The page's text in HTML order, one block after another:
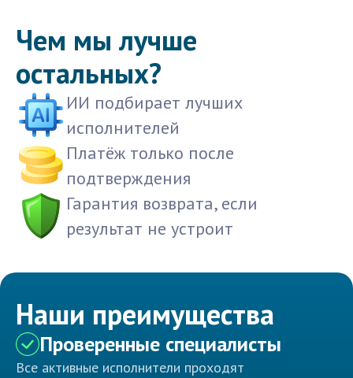
Чем мы лучше
остальных?
ИИ подбирает лучших
исполнителей
Платёж только после
подтверждения
Гарантия возврата, если
результат не устроит
Наши преимущества
Проверенные специалисты
Все активные исполнители проходят